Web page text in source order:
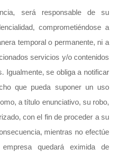
será responsable de su
comprometiéndose a
temporal o permanente, ni a
servicios y/o contenidos
Igualmente, se obliga a notificar
que pueda suponer un uso
a título enunciativo, su robo,
con el fin de proceder a su
mientras no efectúe
quedará eximida de